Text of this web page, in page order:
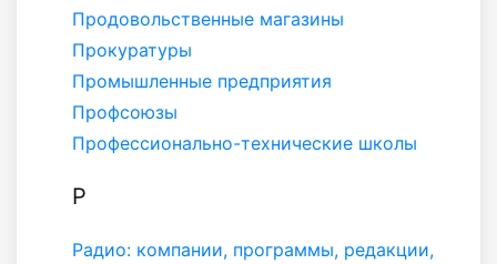
Продовольственные магазины
Прокуратуры
Промышленные предприятия
Профсоюзы
Профессионально-технические школы
Р
Радио: компании, программы, редакции,